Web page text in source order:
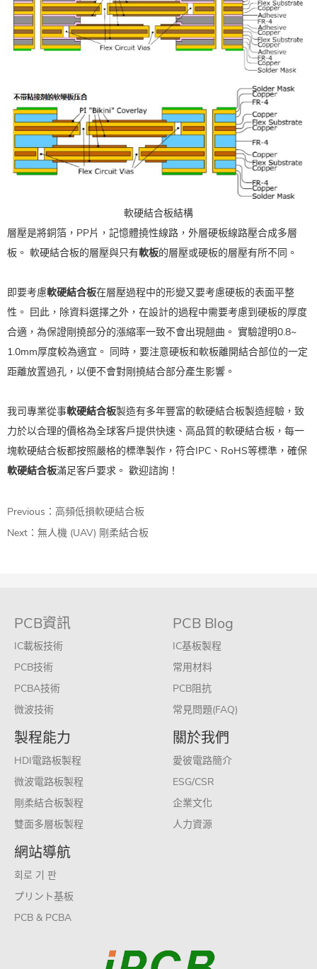
軟硬結合板結構
層壓是將銅箔，PP片，記憶體撓性線路，外層硬板線路壓合成多層
板。 軟硬結合板的層壓與只有軟板的層壓或硬板的層壓有所不同。
即要考慮軟硬結合板在層壓過程中的形變又要考慮硬板的表面平整
性。 囙此，除資料選擇之外，在設計的過程中需要考慮到硬板的厚度
合適，為保證剛撓部分的漲縮率一致不會出現翹曲。 實驗證明0.8~
1.0mm厚度較為適宜。 同時，要注意硬板和軟板離開結合部位的一定
距離放置過孔，以便不會對剛撓結合部分產生影響。
我司專業從事軟硬結合板製造有多年豐富的軟硬結合板製造經驗，致
力於以合理的價格為全球客戶提供快速、高品質的軟硬結合板，每一
塊軟硬結合板都按照嚴格的標準製作，符合IPC、RoHS等標準，確保
軟硬結合板滿足客戶要求。 歡迎諮詢！
Previous： 高頻低損軟硬結合板
Next： 無人機 (UAV) 剛柔結合板
PCB資訊
IC載板技術
PCB技術
PCBA技術
微波技術
PCB Blog
IC基板製程
常用材料
PCB阻抗
常見問題(FAQ)
製程能力
HDI電路板製程
微波電路板製程
剛柔結合板製程
雙面多層板製程
關於我們
愛彼電路簡介
ESG/CSR
企業文化
人力資源
網站導航
회로 기 판
プリント基板
PCB & PCBA